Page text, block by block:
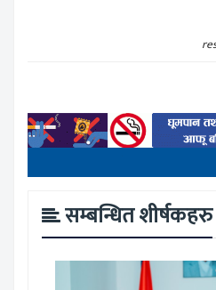
सम्बन्धित शीर्षकहरु